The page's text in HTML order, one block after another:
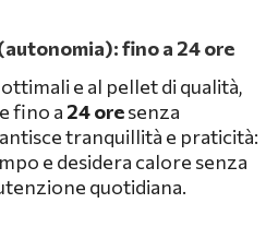
fino a 24 ore
e al pellet di qualità,
fino a 24 oresenza
tranquillità e praticità:
e desidera calore senza
quotidiana.